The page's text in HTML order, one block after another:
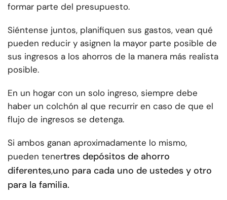
formar parte del presupuesto.
Siéntense juntos, planifiquen sus gastos, vean qué
pueden reducir y asignen la mayor parte posible de
sus ingresos a los ahorros de la manera más realista
posible.
En un hogar con un solo ingreso, siempre debe
haber un colchón al que recurrir en caso de que el
flujo de ingresos se detenga.
Si ambos ganan aproximadamente lo mismo,
pueden tenertres depósitos de ahorro
diferentes,uno para cada uno de ustedes y otro
para la familia.